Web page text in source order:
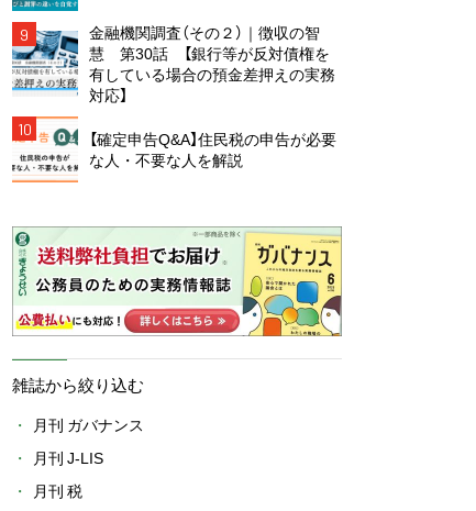
9
金融機関調査（その２）｜徴収の智
慧 第30話 【銀行等が反対債権を
有している場合の預金差押えの実務
対応】
10
【確定申告Q&A】住民税の申告が必要
な人・不要な人を解説
雑誌から絞り込む
月刊 ガバナンス
月刊 J-LIS
月刊 税